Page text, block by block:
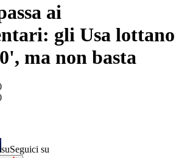
ai
gli Usa lottano
ma non basta
suSeguici su